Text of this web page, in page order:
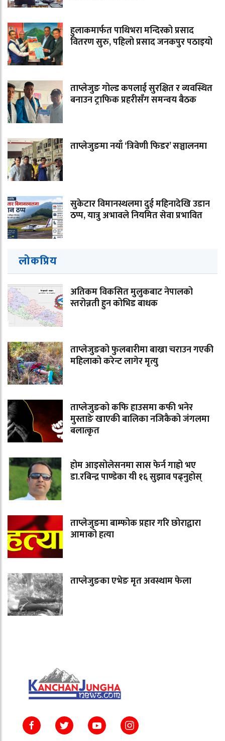
हुलाकमार्फत पाथिभरा मन्दिरको प्रसाद
वितरण सुरु, पहिलो प्रसाद जनकपुर पठाइयो
ताप्लेजुङ गोल्ड कपलाई सुरक्षित र व्यवस्थित
बनाउन ट्राफिक प्रहरीसँग समन्वय बैठक
ताप्लेजुङमा नयाँ ‘त्रिवेणी फिडर’ सञ्चालनमा
सुकेटार विमानस्थलमा दुई महिनादेखि उडान
ठप्प, यात्रु अभावले नियमित सेवा प्रभावित
लोकप्रिय
अतिकम विकसित मुलुकबाट नेपालको
स्तरोन्नती हुन कोभिड बाधक
ताप्लेजुङको फुलबारीमा बाख्रा चराउन गएकी
महिलाको करेन्ट लागेर मृत्यु
ताप्लेजुङको कफि हाउसमा कफी भनेर
मुस्ताङे खाएकी बालिका नजिकैको जंगलमा
बलात्कृत
होम आइसोलेसनमा सास फेर्न गाह्रो भए
डा.रबिन्द्र पाण्डेका यी १६ सुझाव पढ्नुहोस्
ताप्लेजुङमा बाम्फोक प्रहार गरि छोराद्वारा
आमाको हत्या
ताप्लेजुङका एभेङ मृत अवस्थाम फेला